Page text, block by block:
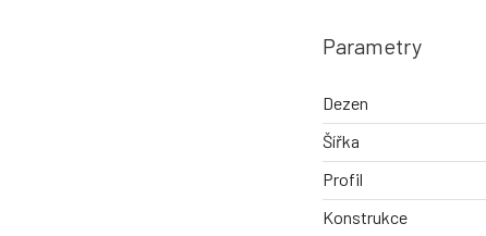
Parametry
Dezen
Šířka
Profil
Konstrukce